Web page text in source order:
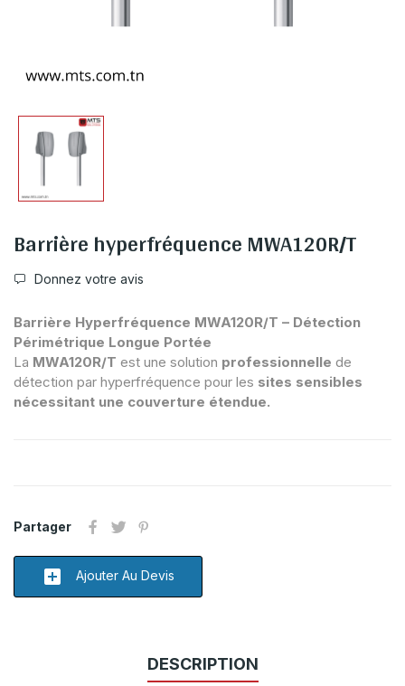
Barrière hyperfréquence MWA120R/T
Donnez votre avis
Barrière Hyperfréquence MWA120R/T – Détection
Périmétrique Longue Portée
La MWA120R/T est une solution professionnelle de
détection par hyperfréquence pour les sites sensibles
nécessitant une couverture étendue.
Partager
add_box Ajouter Au Devis
DESCRIPTION